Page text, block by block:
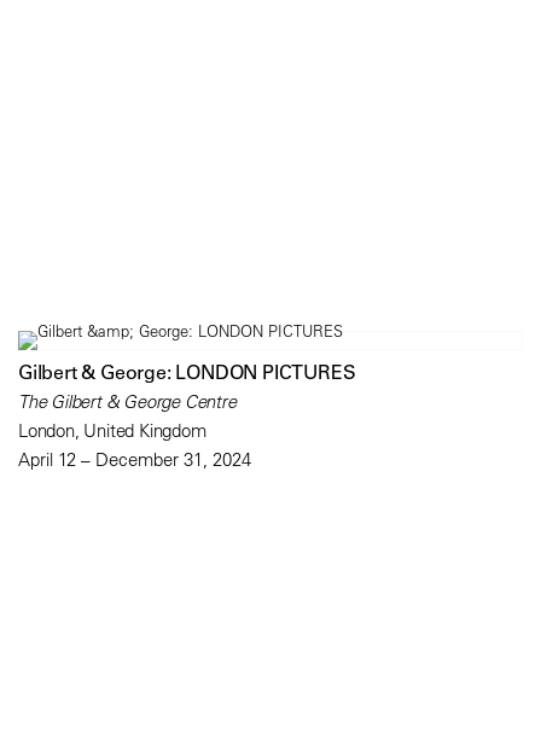
Gilbert & George: LONDON PICTURES
The Gilbert & George Centre
London, United Kingdom
April 12 – December 31, 2024